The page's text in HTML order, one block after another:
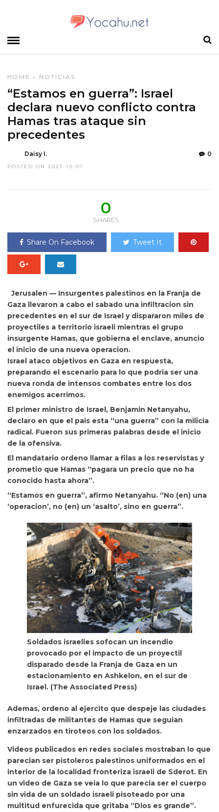
HOME » NOTICIAS
“Estamos en guerra”: Israel
declara nuevo conflicto contra
Hamas tras ataque sin
precedentes
Daisy I.
POSTED ON 2023-10-07
0
0
SHARES
Share On Facebook Tweet It
Jerusalen — Insurgentes palestinos en la Franja de
Gaza llevaron a cabo el sabado una infiltracion sin
precedentes en el sur de Israel y dispararon miles de
proyectiles a territorio israeli mientras el grupo
insurgente Hamas, que gobierna el enclave, anuncio
el inicio de una nueva operacion.
Israel ataco objetivos en Gaza en respuesta,
preparando el escenario para lo que podria ser una
nueva ronda de intensos combates entre los dos
enemigos acerrimos.
El primer ministro de Israel, Benjamin Netanyahu,
declaro en que el pais esta “una guerra” con la milicia
radical. Fueron sus primeras palabras desde el inicio
de la ofensiva.
El mandatario ordeno llamar a filas a los reservistas y
prometio que Hamas “pagara un precio que no ha
conocido hasta ahora”.
“Estamos en guerra”, afirmo Netanyahu. “No (en) una
‘operacion’, no (en) un ‘asalto’, sino en guerra”.
Soldados israelies sofocan un incendio
provocado por el impacto de un proyectil
disparado desde la Franja de Gaza en un
estacionamiento en Ashkelon, en el sur de
Israel. (The Associated Press)
Ademas, ordeno al ejercito que despeje las ciudades
infiltradas de militantes de Hamas que seguian
enzarzados en tiroteos con los soldados.
Videos publicados en redes sociales mostraban lo que
parecian ser pistoleros palestinos uniformados en el
interior de la localidad fronteriza israeli de Sderot. En
un video de Gaza se veia lo que parecia ser el cuerpo
sin vida de un soldado israeli pisoteado por una
multitud enfurecida que gritaba “Dios es grande”.